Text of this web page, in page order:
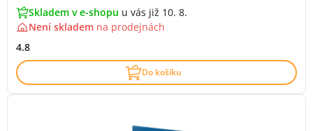
Skladem v e-shopu u vás již 10. 8.
Není skladem na prodejnách
4.8
Do košíku